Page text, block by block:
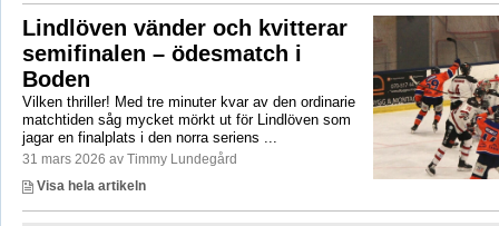
Lindlöven vänder och kvitterar
semifinalen – ödesmatch i
Boden
Vilken thriller! Med tre minuter kvar av den ordinarie
matchtiden såg mycket mörkt ut för Lindlöven som
jagar en finalplats i den norra seriens ...
31 mars 2026 av Timmy Lundegård
Visa hela artikeln